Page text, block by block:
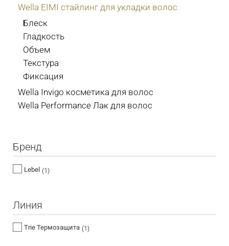
Wella EIMI стайлинг для укладки волос
Блеск
Гладкость
Объем
Текстура
Фиксация
Wella Invigo косметика для волос
Wella Performance Лак для волос
Бренд
Lebel (1)
Линия
Trie Термозащита (1)